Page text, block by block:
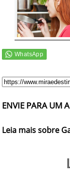
ENVIE PARA UM
Leia mais sobre